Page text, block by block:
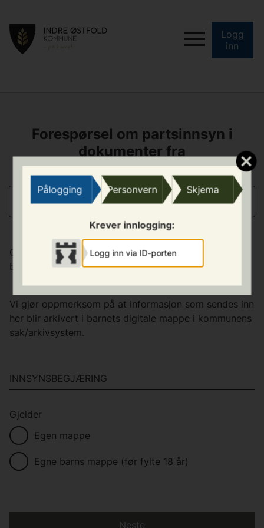
Pålogging Personvern Skjema
Krever innlogging:
Logg inn via ID-porten
Logg
inn
Forespørsel om partsinnsyn i
dokumenter fra
barneverntjenesten
FORESPØRSEL
Gjelder for barn som har vært tilknyttet
barneverntjenesten i Indre Østfold kommune.
Vi gjør oppmerksom på at informasjon som sendes inn
her blir arkivert i barnets digitale mappe i kommunens
sak/arkivsystem.
INNSYNSBEGJÆRING
Gjelder
Egen mappe
Egne barns mappe (før fylte 18 år)
Neste